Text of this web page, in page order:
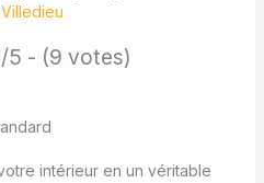
5 - (9 votes)
intérieur en un véritable